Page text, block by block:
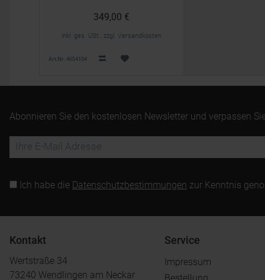
349,00 €
inkl. ges. USt., zzgl. Versandkosten
Art.Nr. 4654104
Abonnieren Sie den kostenlosen Newsletter und verpassen
Ich habe die Datenschutzbestimmungen zur Kenntnis
Kontakt
Wertstraße 34
73240 Wendlingen am Neckar
Service
Impressum